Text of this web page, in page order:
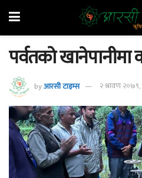
पर्वतको खानेपानीमा
byआरसी टाइम्स २ श्रावण